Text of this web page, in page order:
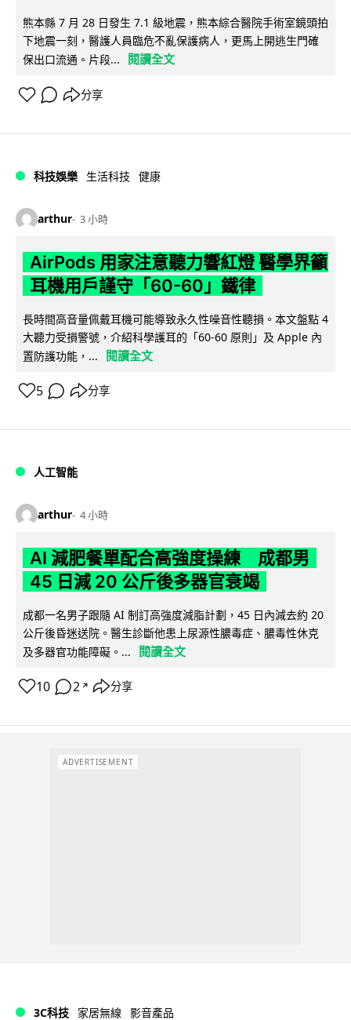
熊本縣 7 月 28 日發生 7.1 級地震，熊本綜合醫院手術室鏡頭拍
下地震一刻，醫護人員臨危不亂保護病人，更馬上開逃生門確
保出口流通。片段...
閱讀全文
分享
科技娛樂 生活科技 健康
arthur 3 小時
AirPods 用家注意聽力響紅燈 醫學界籲
耳機用戶謹守「60-60」鐵律
長時間高音量佩戴耳機可能導致永久性噪音性聽損。本文盤點 4
大聽力受損警號，介紹科學護耳的「60-60 原則」及 Apple 內
置防護功能，...
閱讀全文
5 分享
人工智能
arthur 4 小時
AI 減肥餐單配合高強度操練 成都男
45 日減 20 公斤後多器官衰竭
成都一名男子跟隨 AI 制訂高強度減脂計劃，45 日內減去約 20
公斤後昏迷送院。醫生診斷他患上尿源性膿毒症、膿毒性休克
及多器官功能障礙。...
閱讀全文
10 2 ↗ 分享
ADVERTISEMENT
3C科技 家居無線 影音產品